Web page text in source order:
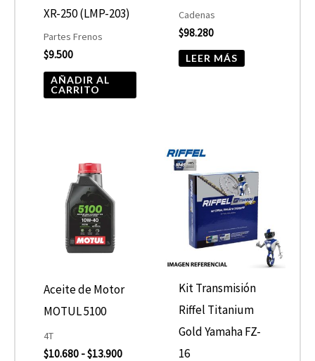
XR-250 (LMP-203)
Partes Frenos
$9.500
AÑADIR AL
CARRITO
Cadenas
$98.280
LEER MÁS
Aceite de Motor
MOTUL 5100
4T
$10.680 -$13.900
opcionesKit Transmisión
Riffel Titanium
Gold Yamaha FZ-
16